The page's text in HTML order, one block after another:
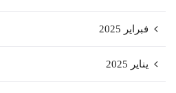
فبراير 2025
يناير 2025